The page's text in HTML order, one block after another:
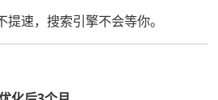
速，搜索引擎不会等你。